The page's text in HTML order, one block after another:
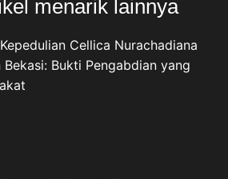
menarik lainnya